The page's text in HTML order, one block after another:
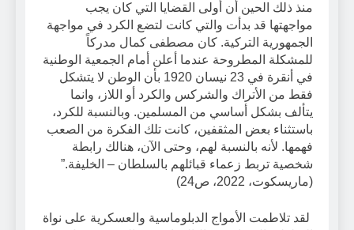
منذ ذلك الحين أن أولى القضايا التي كان يجب
مواجهتها قد بدأت والتي كانت لتضع الكرد في مواجهة
الجمهورية التركية. كان مصطفى كمال مدركاً
للمشكلة المطروحة عندما أعلن أمام الجمعية الوطنية
في أنقرة في 23 نيسان 1920 بأن الوطن لا يتشكل
فقط من الأتراك والشركس والكرد أو اللاز، وانما
يتألف بشكل أساسي من المسلمين. وبالنسبة للكرد،
باستثناء بعض المثقفين، كانت تلك الفكرة من الصعب
فهمها. لأنه بالنسبة لهم، وحتى الآن، هنالك رابطة
شخصية تربط زعماء قبائلهم بالسلطان – الخليفة.”
(ماريسكوت، 2022، ص24)
لقد تلاطمت الأمواج الدبلوماسية والعسكرية على نواة